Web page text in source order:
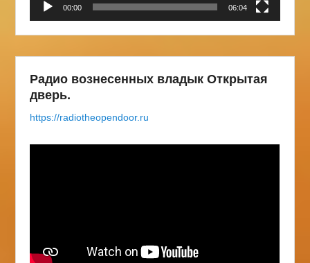
00:00 06:04
Радио вознесенных владык Открытая
дверь.
https://radiotheopendoor.ru